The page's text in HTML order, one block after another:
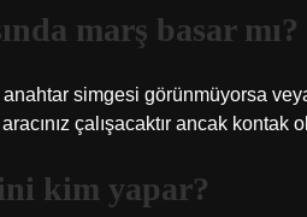
marş basar mı?
anahtar simgesi görünmüyorsa
çalışacaktır ancak kontak
kim yapar?